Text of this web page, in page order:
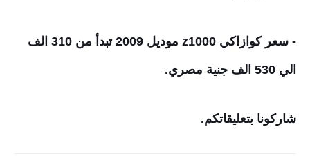
- سعر كوازاكي z1000 موديل 2009 تبدأ من 310 الف
الي 530 الف جنية مصري.
شاركونا بتعليقاتكم.